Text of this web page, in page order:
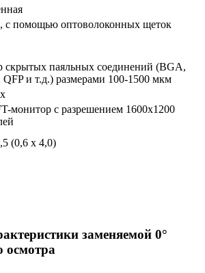
с помощью оптоволоконных щеток
скрытых паяльных соединений (BGA,
и т.д.) размерами 100-1500 мкм
монитор с разрешением 1600x1200
(0,6 х 4,0)
заменяемой 0°
осмотра